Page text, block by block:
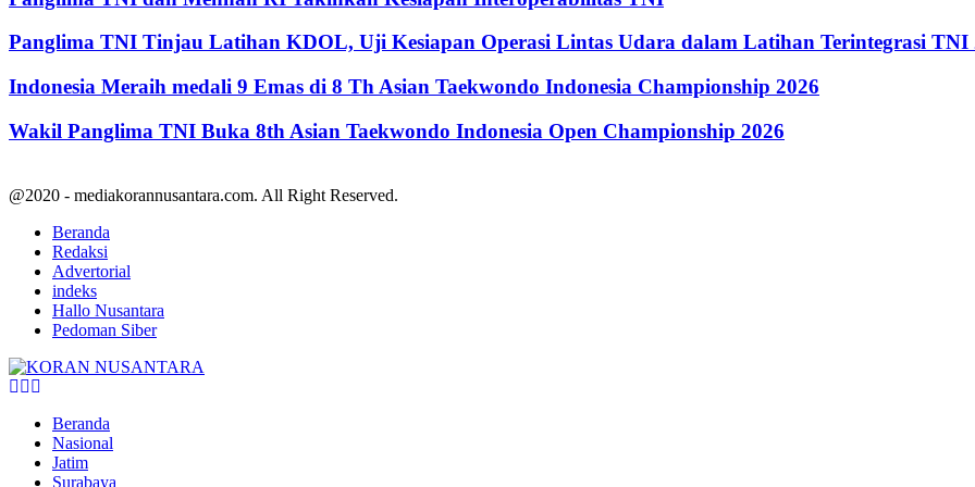
Panglima TNI Tinjau Latihan KDOL, Uji Kesiapan Operasi Lintas Udara dalam Latihan Terintegrasi TNI
Indonesia Meraih medali 9 Emas di 8 Th Asian Taekwondo Indonesia Championship 2026
Wakil Panglima TNI Buka 8th Asian Taekwondo Indonesia Open Championship 2026
@2020 - mediakorannusantara.com. All Right Reserved.
Beranda
Redaksi
Advertorial
indeks
Hallo Nusantara
Pedoman Siber
Facebook
Twitter
Beranda
Nasional
Jatim
Surabaya